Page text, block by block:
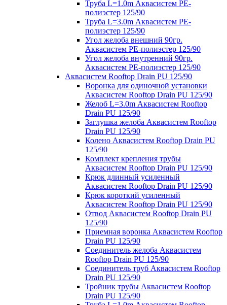
Труба L=1.0m Аквасистем PE-
полиэстер 125/90
Труба L=3.0m Аквасистем PE-
полиэстер 125/90
Угол желоба внешний 90гр.
Аквасистем PE-полиэстер 125/90
Угол желоба внутренний 90гр.
Аквасистем PE-полиэстер 125/90
Аквасистем Rooftop Drain PU 125/90
Воронка для одиночной установки
Аквасистем Rooftop Drain PU 125/90
Желоб L=3.0m Аквасистем Rooftop
Drain PU 125/90
Заглушка желоба Аквасистем Rooftop
Drain PU 125/90
Колено Аквасистем Rooftop Drain PU
125/90
Комплект крепления трубы
Аквасистем Rooftop Drain PU 125/90
Крюк длинный усиленный
Аквасистем Rooftop Drain PU 125/90
Крюк короткий усиленный
Аквасистем Rooftop Drain PU 125/90
Отвод Аквасистем Rooftop Drain PU
125/90
Приемная воронка Аквасистем Rooftop
Drain PU 125/90
Соединитель желоба Аквасистем
Rooftop Drain PU 125/90
Соединитель труб Аквасистем Rooftop
Drain PU 125/90
Тройник трубы Аквасистем Rooftop
Drain PU 125/90